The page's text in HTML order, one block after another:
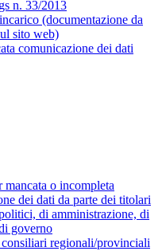
n. 33/2013
(documentazione da
sito web)
comunicazione dei dati
mancata o incompleta
dei dati da parte dei titolari
di amministrazione, di
governo
regionali/provinciali